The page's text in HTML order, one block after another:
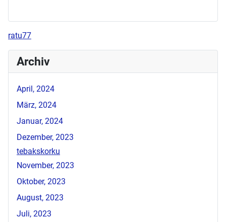
ratu77
Archiv
April, 2024
März, 2024
Januar, 2024
Dezember, 2023
tebakskorku
November, 2023
Oktober, 2023
August, 2023
Juli, 2023